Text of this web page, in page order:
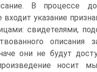
В процессе
указание
свидетелями,
описания
они не будут
носит